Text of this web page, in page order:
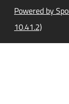
Powered by
10.41.2)